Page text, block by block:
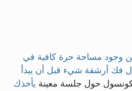
وجود مساحة حرة كافية في
فك أرشفة شيء قبل أن يبدأ
كونسول حول جلسة معينة يأخذك